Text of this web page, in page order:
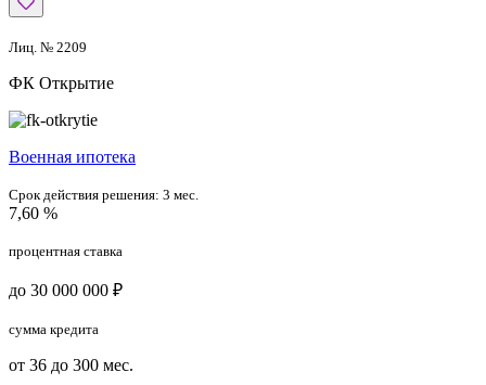
Лиц. № 2209
ФК Открытие
Военная ипотека
Срок действия решения: 3 мес.
7,60 %
процентная ставка
до 30 000 000 ₽
сумма кредита
от 36 до 300 мес.